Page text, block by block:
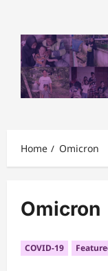
content
Home Omicron
Omicron
COVID-19